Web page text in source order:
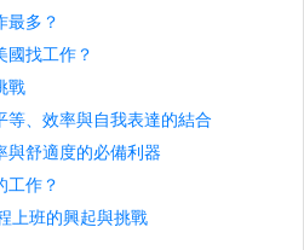
最多？
國找工作？
戰
、效率與自我表達的結合
與舒適度的必備利器
工作？
上班的興起與挑戰